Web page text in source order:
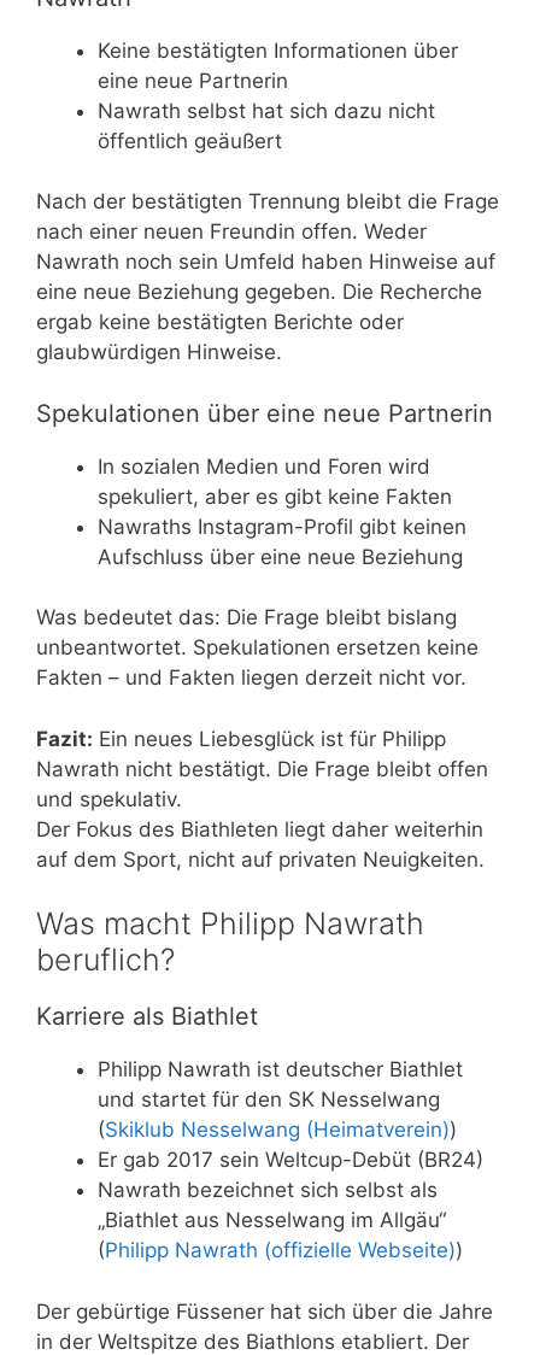
Keine bestätigten Informationen über
eine neue Partnerin
Nawrath selbst hat sich dazu nicht
öffentlich geäußert
Nach der bestätigten Trennung bleibt die Frage
nach einer neuen Freundin offen. Weder
Nawrath noch sein Umfeld haben Hinweise auf
eine neue Beziehung gegeben. Die Recherche
ergab keine bestätigten Berichte oder
glaubwürdigen Hinweise.
Spekulationen über eine neue Partnerin
In sozialen Medien und Foren wird
spekuliert, aber es gibt keine Fakten
Nawraths Instagram-Profil gibt keinen
Aufschluss über eine neue Beziehung
Was bedeutet das: Die Frage bleibt bislang
unbeantwortet. Spekulationen ersetzen keine
Fakten – und Fakten liegen derzeit nicht vor.
Fazit: Ein neues Liebesglück ist für Philipp
Nawrath nicht bestätigt. Die Frage bleibt offen
und spekulativ.
Der Fokus des Biathleten liegt daher weiterhin
auf dem Sport, nicht auf privaten Neuigkeiten.
Was macht Philipp Nawrath
beruflich?
Karriere als Biathlet
Philipp Nawrath ist deutscher Biathlet
und startet für den SK Nesselwang
(Skiklub Nesselwang (Heimatverein))
Er gab 2017 sein Weltcup-Debüt (BR24)
Nawrath bezeichnet sich selbst als
„Biathlet aus Nesselwang im Allgäu“
(Philipp Nawrath (offizielle Webseite))
Der gebürtige Füssener hat sich über die Jahre
in der Weltspitze des Biathlons etabliert. Der